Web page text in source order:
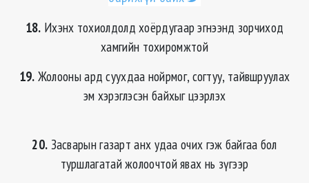
18. Ихэнх тохиолдолд хоёрдугаар эгнээнд зорчиход
хамгийн тохиромжтой
19. Жолооны ард суухдаа нойрмог, согтуу, тайвшруулах
эм хэрэглэсэн байхыг цээрлэх
20. Засварын газарт анх удаа очих гэж байгаа бол
туршлагатай жолоочтой явах нь зүгээр